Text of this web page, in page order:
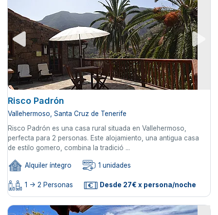
Risco Padrón
Vallehermoso, Santa Cruz de Tenerife
Risco Padrón es una casa rural situada en Vallehermoso,
perfecta para 2 personas. Este alojamiento, una antigua casa
de estilo gomero, combina la tradició ...
Alquiler íntegro 1 unidades
1 -> 2 Personas Desde 27€ x persona/noche